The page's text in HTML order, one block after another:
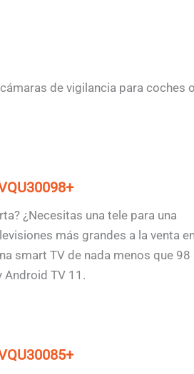
de vigilancia para coches
¿Necesitas una tele para una
más grandes a la venta
smart TV de nada menos que 98
Android TV 11.